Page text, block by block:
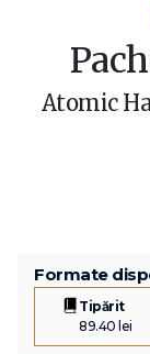
Atomic
Formate
Tipărit
89.40 lei